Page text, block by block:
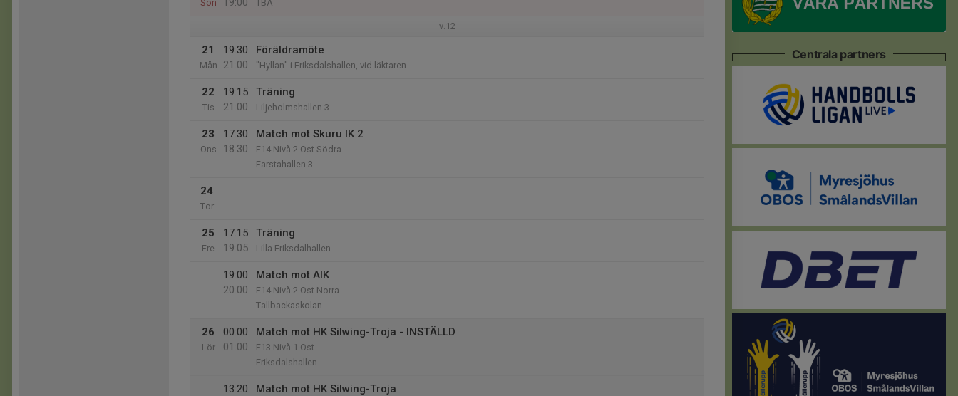
Sön TBA
v.12
21
Mån
19:30
21:00
Föräldramöte
"Hyllan" i Eriksdalshallen, vid läktaren
22
Tis
19:15
21:00
Träning
Liljeholmshallen 3
23
Ons
17:30
18:30
Match mot Skuru IK 2
F14 Nivå 2 Öst Södra
Farstahallen 3
24
Tor
25
Fre
17:15
19:05
Träning
Lilla Eriksdalhallen
19:00
20:00
Match mot AIK
F14 Nivå 2 Öst Norra
Tallbackaskolan
26
Lör
00:00
01:00
Match mot HK Silwing-Troja - INSTÄLLD
F13 Nivå 1 Öst
Eriksdalshallen
13:20
Match mot HK Silwing-Troja
Centrala partners